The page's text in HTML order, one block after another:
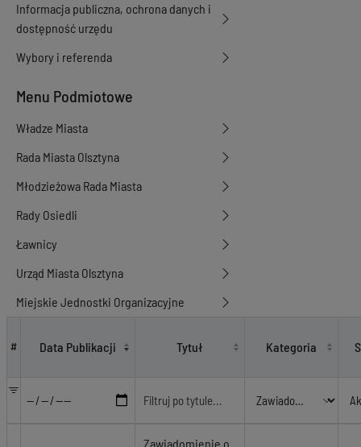
Informacja publiczna, ochrona danych i
dostępność urzędu
Wybory i referenda
Menu Podmiotowe
Władze Miasta
Rada Miasta Olsztyna
Młodzieżowa Rada Miasta
Rady Osiedli
Ławnicy
Urząd Miasta Olsztyna
Miejskie Jednostki Organizacyjne
# Data Publikacji Tytuł Kategoria
Zawiadomienie o